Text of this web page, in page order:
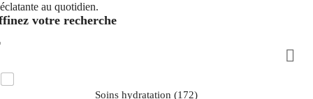
éclatante au quotidien.
votre recherche

soins hydratation (172)